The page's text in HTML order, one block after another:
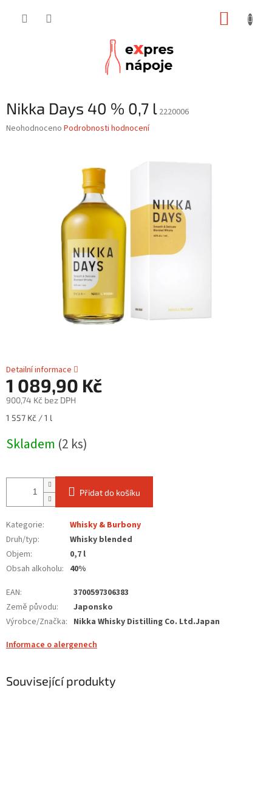
Nikka Days 40 % 0,7 l 2220006
Průměrné
Neohodnoceno Podrobnosti hodnocení
Detailní informace
1 089,90 Kč
900,74 Kč bez DPH
Měrná
1 557 Kč / 1 l
Skladem (2 ks)
Přidat do košíku
Kategorie:
Whisky & Burbony
Druh/typ:
Whisky blended
Objem:
0,7 l
Obsah alkoholu: 40%
EAN:
3700597306383
Země původu:
Japonsko
Výrobce/Značka: Nikka Whisky Distilling Co. Ltd.Japan
Informace o alergenech
Související produkty